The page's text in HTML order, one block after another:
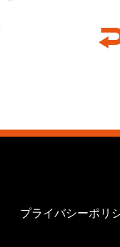
プライバシーポリ